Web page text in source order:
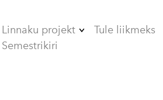
Linnaku projekt Tule liikmeks
Semestrikiri